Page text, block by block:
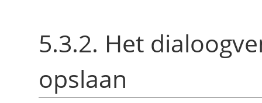
5.3.2. Het
opslaan